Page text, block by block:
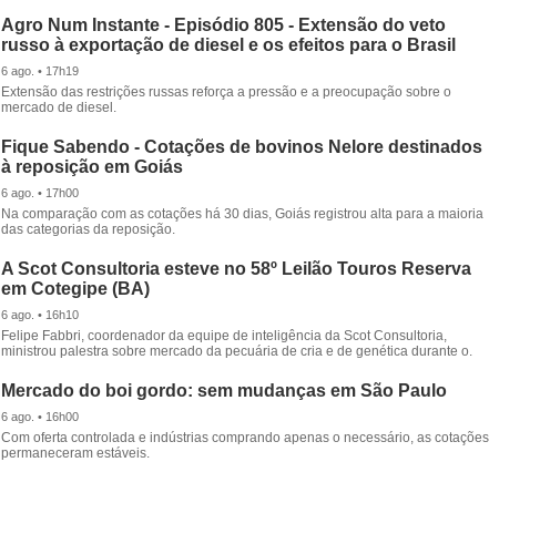
Agro Num Instante - Episódio 805 - Extensão do veto
russo à exportação de diesel e os efeitos para o Brasil
6 ago. • 17h19
Extensão das restrições russas reforça a pressão e a preocupação sobre o
mercado de diesel.
Fique Sabendo - Cotações de bovinos Nelore destinados
à reposição em Goiás
6 ago. • 17h00
Na comparação com as cotações há 30 dias, Goiás registrou alta para a maioria
das categorias da reposição.
A Scot Consultoria esteve no 58º Leilão Touros Reserva
em Cotegipe (BA)
6 ago. • 16h10
Felipe Fabbri, coordenador da equipe de inteligência da Scot Consultoria,
ministrou palestra sobre mercado da pecuária de cria e de genética durante o.
Mercado do boi gordo: sem mudanças em São Paulo
6 ago. • 16h00
Com oferta controlada e indústrias comprando apenas o necessário, as cotações
permaneceram estáveis.